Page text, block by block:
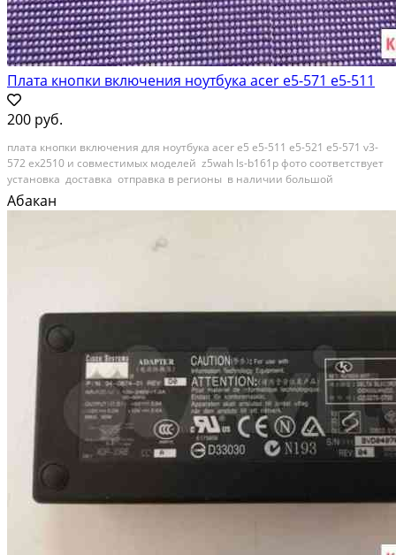
Плата кнопки включения ноутбука acer e5-571 e5-511
200 руб.
плата кнопки включения для ноутбука acer e5 e5-511 e5-521 e5-571 v3-
572 ex2510 и совместимых моделей z5wah ls-b161p фото соответствует
установка доставка отправка в регионы в наличии большой
ассортимент комплектующих для ноутбуков Состояние: б/у.
Абакан